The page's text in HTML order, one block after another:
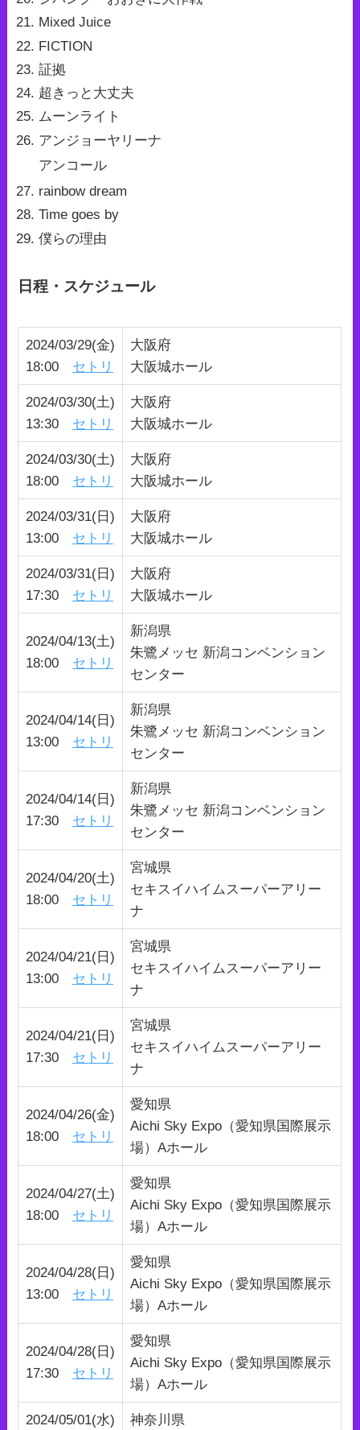
Mixed Juice
FICTION
証拠
超きっと大丈夫
ムーンライト
アンジョーヤリーナ
アンコール
rainbow dream
Time goes by
僕らの理由
日程・スケジュール
2024/03/29(金)
18:00 セトリ
大阪府
大阪城ホール
2024/03/30(土)
13:30 セトリ
大阪府
大阪城ホール
2024/03/30(土)
18:00 セトリ
大阪府
大阪城ホール
2024/03/31(日)
13:00 セトリ
大阪府
大阪城ホール
2024/03/31(日)
17:30 セトリ
大阪府
大阪城ホール
2024/04/13(土)
18:00 セトリ
新潟県
朱鷺メッセ 新潟コンベンション
センター
2024/04/14(日)
13:00 セトリ
新潟県
朱鷺メッセ 新潟コンベンション
センター
2024/04/14(日)
17:30 セトリ
新潟県
朱鷺メッセ 新潟コンベンション
センター
2024/04/20(土)
18:00 セトリ
宮城県
セキスイハイムスーパーアリー
ナ
2024/04/21(日)
13:00 セトリ
宮城県
セキスイハイムスーパーアリー
ナ
2024/04/21(日)
17:30 セトリ
宮城県
セキスイハイムスーパーアリー
ナ
2024/04/26(金)
18:00 セトリ
愛知県
Aichi Sky Expo（愛知県国際展示
場）Aホール
2024/04/27(土)
18:00 セトリ
愛知県
Aichi Sky Expo（愛知県国際展示
場）Aホール
2024/04/28(日)
13:00 セトリ
愛知県
Aichi Sky Expo（愛知県国際展示
場）Aホール
2024/04/28(日)
17:30 セトリ
愛知県
Aichi Sky Expo（愛知県国際展示
場）Aホール
2024/05/01(水)
神奈川県